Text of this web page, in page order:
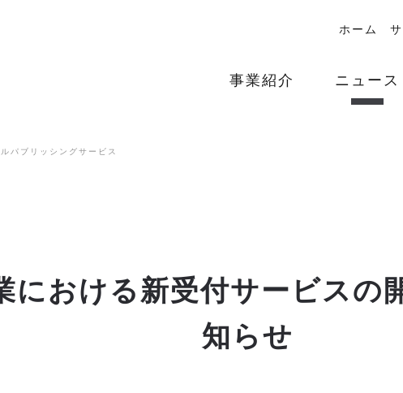
ホーム
事業紹介 ニュース
パブリッシングサービス
における新受付サービスの
知らせ